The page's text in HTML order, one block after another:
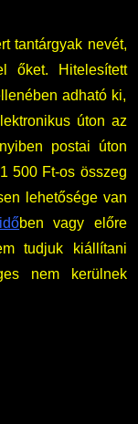
tantárgyak nevét,
őket. Hitelesített
adható ki,
úton az
postai úton
500 Ft-os összeg
lehetősége van
ben vagy előre
tudjuk kiállítani
nem kerülnek